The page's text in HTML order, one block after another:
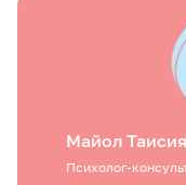
Майол
Психолог-
Селенина
Социальный
Гусева
Юрист-цивилист.
Маленкова
Клинический и